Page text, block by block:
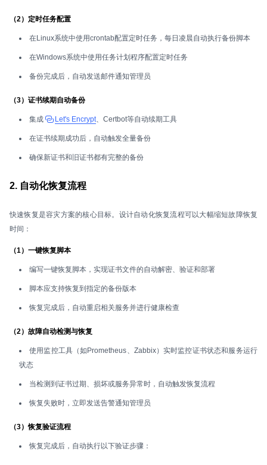
（2）定时任务配置
在Linux系统中使用crontab配置定时任务，每日凌晨自动执行备份脚本
在Windows系统中使用任务计划程序配置定时任务
备份完成后，自动发送邮件通知管理员
（3）证书续期自动备份
集成 Let's Encrypt、Certbot等自动续期工具
在证书续期成功后，自动触发全量备份
确保新证书和旧证书都有完整的备份
2. 自动化恢复流程
快速恢复是容灾方案的核心目标。设计自动化恢复流程可以大幅缩短故障恢复
时间：
（1）一键恢复脚本
编写一键恢复脚本，实现证书文件的自动解密、验证和部署
脚本应支持恢复到指定的备份版本
恢复完成后，自动重启相关服务并进行健康检查
（2）故障自动检测与恢复
使用监控工具（如Prometheus、Zabbix）实时监控证书状态和服务运行
状态
当检测到证书过期、损坏或服务异常时，自动触发恢复流程
恢复失败时，立即发送告警通知管理员
（3）恢复验证流程
恢复完成后，自动执行以下验证步骤：